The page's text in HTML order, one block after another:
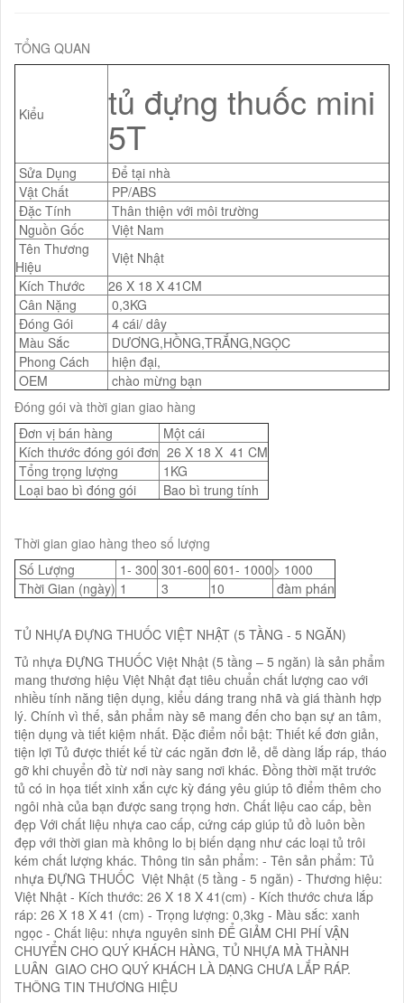
TỔNG QUAN
Kiểu tủ đựng thuốc mini
5T
Sửa Dụng
Để tại nhà
Vật Chất
PP/ABS
Đặc Tính
Thân thiện với môi trường
Nguồn Gốc
Việt Nam
Tên Thương
Hiệu
Việt Nhật
Kích Thước
26 X 18 X 41CM
Cân Nặng
0,3KG
Đóng Gói
4 cái/ dây
Màu Sắc
DƯƠNG,HỒNG,TRẮNG,NGỌC
Phong Cách
hiện đại,
OEM
chào mừng bạn
Đóng gói và thời gian giao hàng
Đơn vị bán hàng
Một cái
Kích thước đóng gói đơn 26 X 18 X 41 CM
Tổng trọng lượng
1KG
Loại bao bì đóng gói
Bao bì trung tính
Thời gian giao hàng theo số lượng
Số Lượng
1- 300 301-600 601- 1000> 1000
Thời Gian (ngày) 1 3 10 đàm phán
TỦ NHỰA ĐỰNG THUỐC VIỆT NHẬT (5 TẦNG - 5 NGĂN)
Tủ nhựa ĐỰNG THUỐC Việt Nhật (5 tầng – 5 ngăn) là sản phẩm
mang thương hiệu Việt Nhật đạt tiêu chuẩn chất lượng cao với
nhiều tính năng tiện dụng, kiểu dáng trang nhã và giá thành hợp
lý. Chính vì thế, sản phẩm này sẽ mang đến cho bạn sự an tâm,
tiện dụng và tiết kiệm nhất. Đặc điểm nổi bật: Thiết kế đơn giản,
tiện lợi Tủ được thiết kế từ các ngăn đơn lẻ, dễ dàng lắp ráp, tháo
gỡ khi chuyển đồ từ nơi này sang nơi khác. Đồng thời mặt trước
tủ có in họa tiết xinh xắn cực kỳ đáng yêu giúp tô điểm thêm cho
ngôi nhà của bạn được sang trọng hơn. Chất liệu cao cấp, bền
đẹp Với chất liệu nhựa cao cấp, cứng cáp giúp tủ đồ luôn bền
đẹp với thời gian mà không lo bị biến dạng như các loại tủ trôi
kém chất lượng khác. Thông tin sản phẩm: - Tên sản phẩm: Tủ
nhựa ĐỰNG THUỐC Việt Nhật (5 tầng - 5 ngăn) - Thương hiệu:
Việt Nhật - Kích thước: 26 X 18 X 41(cm) - Kích thước chưa lắp
ráp: 26 X 18 X 41 (cm) - Trọng lượng: 0,3kg - Màu sắc: xanh
ngọc - Chất liệu: nhựa nguyên sinh ĐỂ GIẢM CHI PHÍ VẬN
CHUYỂN CHO QUÝ KHÁCH HÀNG, TỦ NHỰA MÀ THÀNH
LUÂN GIAO CHO QUÝ KHÁCH LÀ DẠNG CHƯA LẮP RÁP.
THÔNG TIN THƯƠNG HIỆU